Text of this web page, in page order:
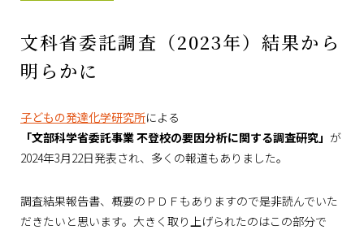
文科省委託調査（2023年）結果から
明らかに
子どもの発達化学研究所による
「文部科学省委託事業 不登校の要因分析に関する調査研究」 が
2024年3月22日発表され、多くの報道もありました。
調査結果報告書、概要のＰＤＦもありますので是非読んでいた
だきたいと思います。大きく取り上げられたのはこの部分で